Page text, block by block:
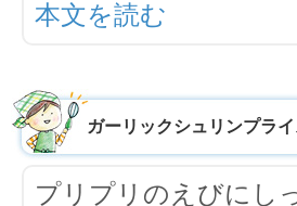
本文を読む
ガーリックシュリンプラ
プリプリのえびにし